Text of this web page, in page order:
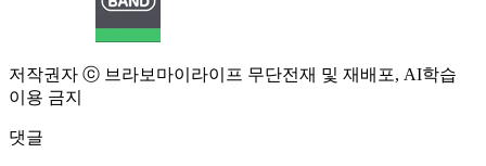
저작권자 ⓒ 브라보마이라이프 무단전재 및 재배포, AI학습
이용 금지
댓글